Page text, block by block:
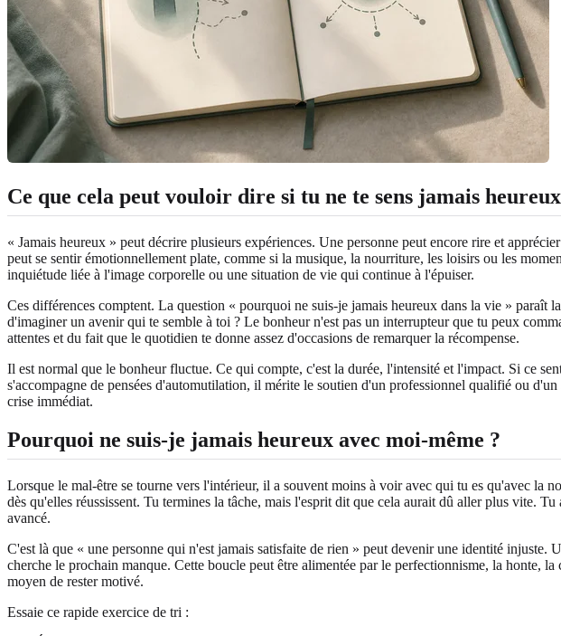
Ce que cela peut vouloir dire si tu ne te sens jamais heureux
« Jamais heureux » peut décrire plusieurs expériences. Une personne peut encore rire et
peut se sentir émotionnellement plate, comme si la musique, la nourriture, les loisirs ou les
inquiétude liée à l'image corporelle ou une situation de vie qui continue à l'épuiser.
Ces différences comptent. La question « pourquoi ne suis-je jamais heureux dans la vie » paraît
d'imaginer un avenir qui te semble à toi ? Le bonheur n'est pas un interrupteur que tu peux
attentes et du fait que le quotidien te donne assez d'occasions de remarquer la récompense.
Il est normal que le bonheur fluctue. Ce qui compte, c'est la durée, l'intensité et l'impact. Si ce
s'accompagne de pensées d'automutilation, il mérite le soutien d'un professionnel qualifié ou
crise immédiat.
Pourquoi ne suis-je jamais heureux avec moi-même ?
Lorsque le mal-être se tourne vers l'intérieur, il a souvent moins à voir avec qui tu es qu'avec la
dès qu'elles réussissent. Tu termines la tâche, mais l'esprit dit que cela aurait dû aller plus vite.
avancé.
C'est là que « une personne qui n'est jamais satisfaite de rien » peut devenir une identité
cherche le prochain manque. Cette boucle peut être alimentée par le perfectionnisme, la honte,
moyen de rester motivé.
Essaie ce rapide exercice de tri :